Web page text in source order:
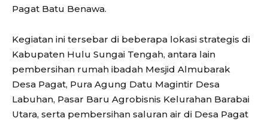
Pagat Batu Benawa.
Kegiatan ini tersebar di beberapa lokasi strategis di
Kabupaten Hulu Sungai Tengah, antara lain
pembersihan rumah ibadah Mesjid Almubarak
Desa Pagat, Pura Agung Datu Magintir Desa
Labuhan, Pasar Baru Agrobisnis Kelurahan Barabai
Utara, serta pembersihan saluran air di Desa Pagat